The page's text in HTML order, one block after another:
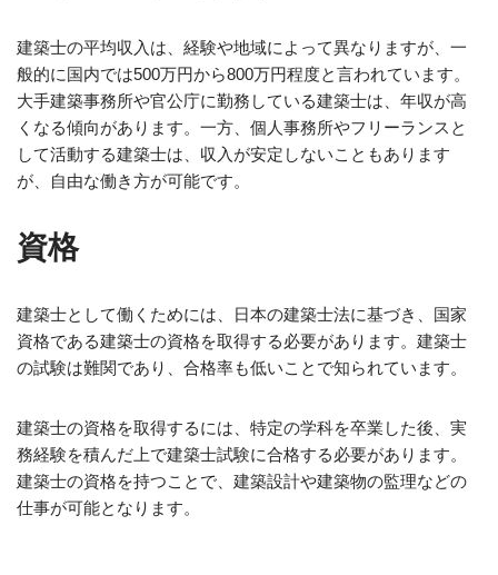
建築士の平均収入は、経験や地域によって異なりますが、一
般的に国内では500万円から800万円程度と言われています。
大手建築事務所や官公庁に勤務している建築士は、年収が高
くなる傾向があります。一方、個人事務所やフリーランスと
して活動する建築士は、収入が安定しないこともあります
が、自由な働き方が可能です。
資格
建築士として働くためには、日本の建築士法に基づき、国家
資格である建築士の資格を取得する必要があります。建築士
の試験は難関であり、合格率も低いことで知られています。
建築士の資格を取得するには、特定の学科を卒業した後、実
務経験を積んだ上で建築士試験に合格する必要があります。
建築士の資格を持つことで、建築設計や建築物の監理などの
仕事が可能となります。